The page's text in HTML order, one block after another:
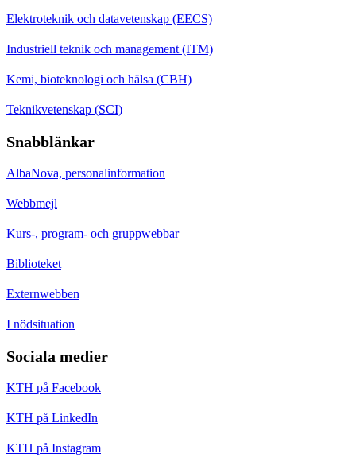
Elektroteknik och datavetenskap (EECS)
Industriell teknik och management (ITM)
Kemi, bioteknologi och hälsa (CBH)
Teknikvetenskap (SCI)
Snabblänkar
AlbaNova, personalinformation
Webbmejl
Kurs-, program- och gruppwebbar
Biblioteket
Externwebben
I nödsituation
Sociala medier
KTH på Facebook
KTH på LinkedIn
KTH på Instagram